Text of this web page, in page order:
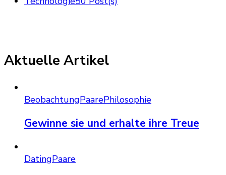
Aktuelle Artikel
BeobachtungPaarePhilosophie
Gewinne sie und erhalte ihre Treue
DatingPaare